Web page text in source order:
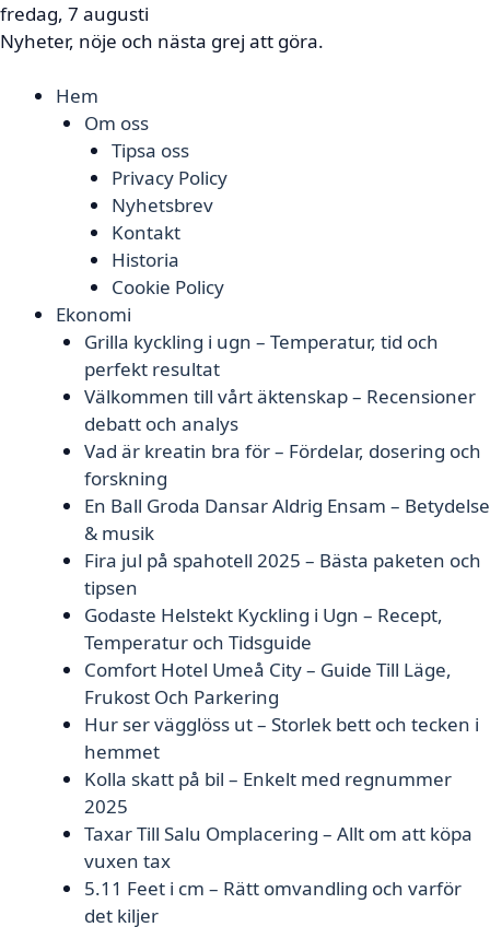
fredag, 7 augusti
Nyheter, nöje och nästa grej att göra.
Hem
Om oss
Tipsa oss
Privacy Policy
Nyhetsbrev
Kontakt
Historia
Cookie Policy
Ekonomi
Grilla kyckling i ugn – Temperatur, tid och
perfekt resultat
Välkommen till vårt äktenskap – Recensioner
debatt och analys
Vad är kreatin bra för – Fördelar, dosering och
forskning
En Ball Groda Dansar Aldrig Ensam – Betydelse
& musik
Fira jul på spahotell 2025 – Bästa paketen och
tipsen
Godaste Helstekt Kyckling i Ugn – Recept,
Temperatur och Tidsguide
Comfort Hotel Umeå City – Guide Till Läge,
Frukost Och Parkering
Hur ser vägglöss ut – Storlek bett och tecken i
hemmet
Kolla skatt på bil – Enkelt med regnummer
2025
Taxar Till Salu Omplacering – Allt om att köpa
vuxen tax
5.11 Feet i cm – Rätt omvandling och varför
det kiljer